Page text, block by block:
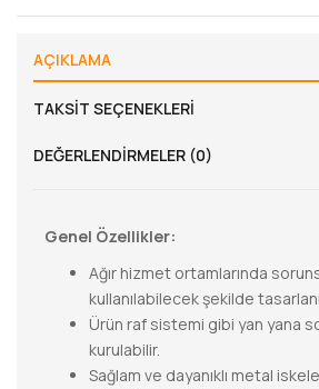
AÇIKLAMA
TAKSIT SEÇENEKLERI
DEĞERLENDIRMELER (0)
Genel Özellikler:
Ağır hizmet ortamlarında
kullanılabilecek şekilde
Ürün raf sistemi gibi yan yana
kurulabilir.
Sağlam ve dayanıklı metal